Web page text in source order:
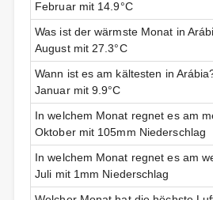
Februar mit 14.9°C
Was ist der wärmste Monat in
August mit 27.3°C
Wann ist es am kältesten in
Januar mit 9.9°C
In welchem Monat regnet es am
Oktober mit 105mm Niederschlag
In welchem Monat regnet es am
Juli mit 1mm Niederschlag